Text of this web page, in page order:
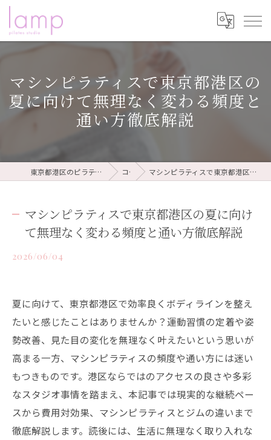
マシンピラティスで東京都港区の
夏に向けて無理なく変わる頻度と
通い方徹底解説
東京都港区のピラティスならピラティススタジオ lamp コラム マシンピラティスで東京都港区の夏に向けて無理なく変わる頻度と通い方徹底解説
マシンピラティスで東京都港区の夏に向け
て無理なく変わる頻度と通い方徹底解説
2026/06/04
夏に向けて、東京都港区で効率良くボディラインを整え
たいと感じたことはありませんか？運動習慣の定着や姿
勢改善、見た目の変化を無理なく叶えたいという思いが
高まる一方、マシンピラティスの頻度や通い方には迷い
もつきものです。港区ならではのアクセスの良さや多彩
なスタジオ事情を踏まえ、本記事では現実的な継続ペー
スから費用対効果、マシンピラティスとジムの違いまで
徹底解説します。読後には、生活に無理なく取り入れな